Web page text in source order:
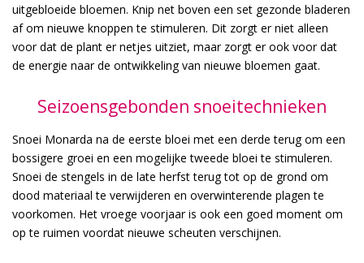
uitgebloeide bloemen. Knip net boven een set gezonde bladeren
af om nieuwe knoppen te stimuleren. Dit zorgt er niet alleen
voor dat de plant er netjes uitziet, maar zorgt er ook voor dat
de energie naar de ontwikkeling van nieuwe bloemen gaat.
Seizoensgebonden snoeitechnieken
Snoei Monarda na de eerste bloei met een derde terug om een
bossigere groei en een mogelijke tweede bloei te stimuleren.
Snoei de stengels in de late herfst terug tot op de grond om
dood materiaal te verwijderen en overwinterende plagen te
voorkomen. Het vroege voorjaar is ook een goed moment om
op te ruimen voordat nieuwe scheuten verschijnen.